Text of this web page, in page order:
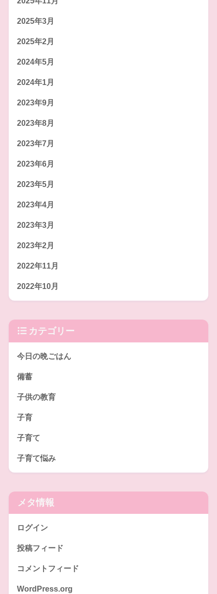
2025年3月
2025年2月
2024年5月
2024年1月
2023年9月
2023年8月
2023年7月
2023年6月
2023年5月
2023年4月
2023年3月
2023年2月
2022年11月
2022年10月
カテゴリー
今日の晩ごはん
備蓄
子供の教育
子育
子育て
子育て悩み
メタ情報
ログイン
投稿フィード
コメントフィード
WordPress.org